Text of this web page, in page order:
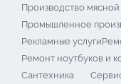
Производство
Промышленное
Рекламные услуги
Ремонт ноутбуков и
Сантехника